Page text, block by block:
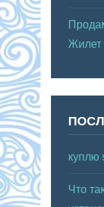
Жилет
куплю
Что